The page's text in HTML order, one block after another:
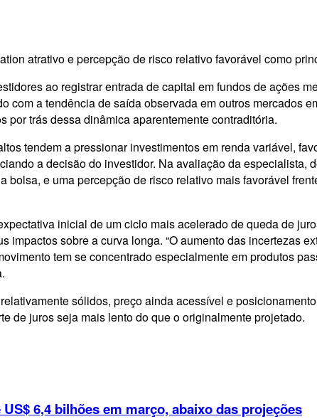
atrativo e percepção de risco relativo favorável como
ao registrar entrada de capital em fundos de ações
com a tendência de saída observada em outros mercados
por trás dessa dinâmica aparentemente contraditória.
tendem a pressionar investimentos em renda variável,
a decisão do investidor. Na avaliação da
bolsa, e uma percepção de risco relativo mais favorável
inicial de um ciclo mais acelerado de queda de
impactos sobre a curva longa. “O aumento das incertezas
tem se concentrado especialmente em produtos
sólidos, preço ainda acessível e
de juros seja mais lento do que o originalmente projetado.
6,4 bilhões em março, abaixo das projeções